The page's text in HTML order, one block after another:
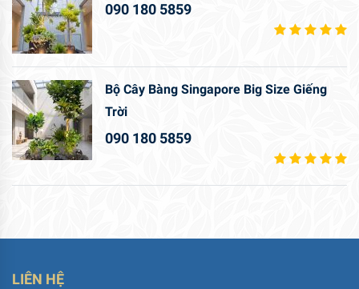
090 180 5859
Bộ Cây Bàng Singapore Big Size Giếng
Trời
090 180 5859
LIÊN HỆ